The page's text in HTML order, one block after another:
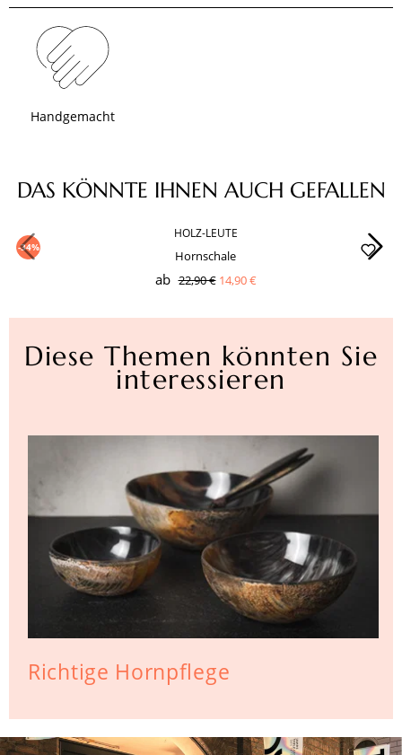
Handgemacht
Produktgalerie überspringen
DAS KÖNNTE IHNEN AUCH GEFALLEN
-34%
HOLZ-LEUTE
Hornschale
ab 22,90 € 14,90 €
Diese Themen könnten Sie
interessieren
Richtige Hornpflege